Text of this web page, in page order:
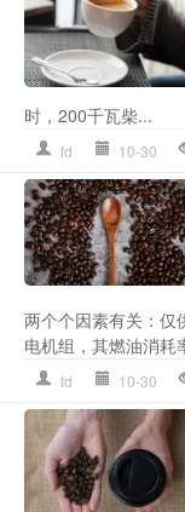
时，200千瓦柴...
fd 10-30
两个个因素有关：仅
电机组，其燃油消耗
fd 10-30